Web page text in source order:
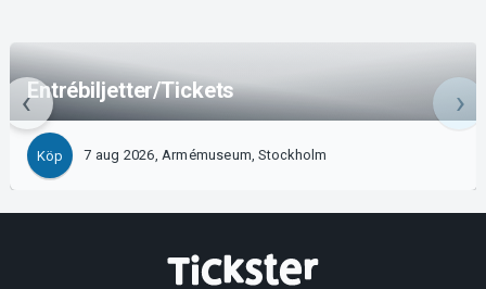
Entrébiljetter/Tickets
Köp 7 aug 2026, Armémuseum, Stockholm